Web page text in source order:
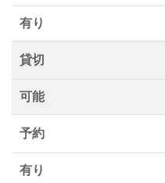
有り
貸切
可能
予約
有り